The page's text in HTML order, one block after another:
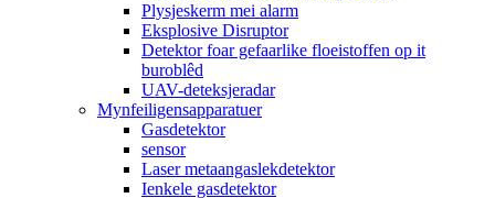
Plysjeskerm mei alarm
Eksplosive Disruptor
Detektor foar gefaarlike floeistoffen op it
buroblêd
UAV-deteksjeradar
Mynfeiligensapparatuer
Gasdetektor
sensor
Laser metaangaslekdetektor
Ienkele gasdetektor